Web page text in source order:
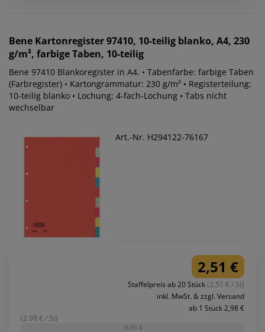
Bene Kartonregister 97410, 10-teilig blanko, A4, 230
g/m², farbige Taben, 10-teilig
Bene 97410 Blankoregister in A4. • Tabenfarbe: farbige Taben
(Farbregister) • Kartongrammatur: 230 g/m² • Registerteilung:
10-teilig blanko • Lochung: 4-fach-Lochung • Tabs nicht
wechselbar
Art.-Nr. H294122-76167
2,51 €
Staffelpreis ab 20 Stück(2.51 € / St)
inkl. MwSt. & zzgl. Versand
ab 1 Stück 2,98 €
(2.98 € / St)
-0,00 €